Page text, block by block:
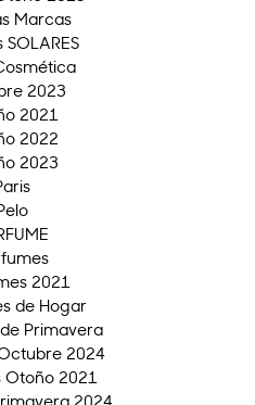
Marcas
2023
2021
2022
2023
2021
de Hogar
Primavera
2024
Otoño 2021
2024